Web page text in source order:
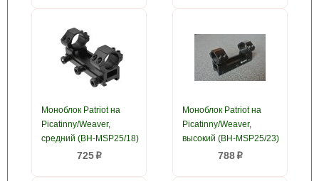
Моноблок Patriot на
Picatinny/Weaver,
средний (BH-MSP25/18)
725p
Моноблок Patriot на
Picatinny/Weaver,
высокий (BH-MSP25/23)
788p